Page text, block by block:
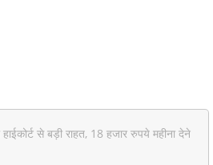
हाईकोर्ट से बड़ी राहत, 18 हजार रुपये महीना देने